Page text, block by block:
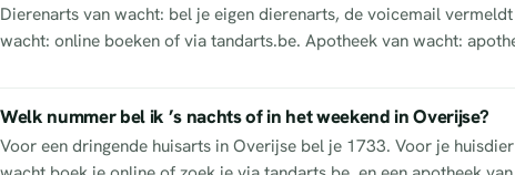
Dierenarts van wacht: bel je eigen dierenarts, de voicemail
wacht: online boeken of via tandarts.be. Apotheek van wacht:
Welk nummer bel ik ’s nachts of in het weekend in Overijse?
Voor een dringende huisarts in Overijse bel je 1733. Voor je